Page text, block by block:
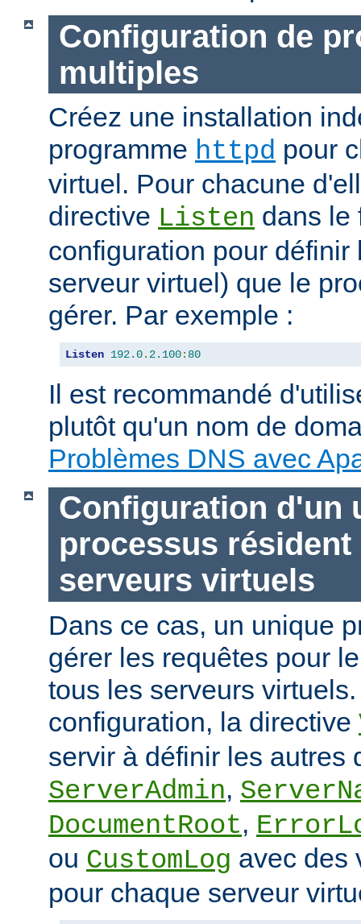
Configuration de
multiples
Créez une installation
programme httpd pour
virtuel. Pour chacune
directive Listen dans le
configuration pour définir
serveur virtuel) que le
gérer. Par exemple :
Listen 192.0. 2.100: 80
Il est recommandé
plutôt qu'un nom de
Problèmes DNS avec
Configuration d'un
processus résident
serveurs virtuels
Dans ce cas, un unique
gérer les requêtes pour
tous les serveurs
configuration, la directive
servir à définir les autres
ServerAdmin,
DocumentRoot,
ou CustomLog avec des
pour chaque serveur